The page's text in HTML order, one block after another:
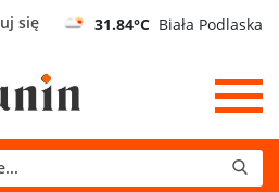
się 31.84°C Biała Podlaska